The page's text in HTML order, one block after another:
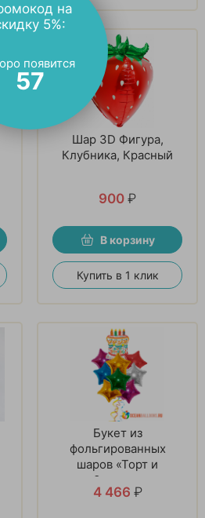
Шар 3D Фигура,
Клубника, Красный
900 ₽
В корзину
Купить в 1 клик
Букет из
фольгированных
шаров «Торт и
Звезды»
4 466 ₽
на
5%:
появится
56